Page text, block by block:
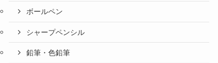
ボールペン
シャープペンシル
鉛筆・色鉛筆